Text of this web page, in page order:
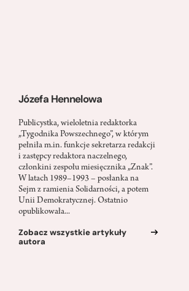
Józefa Hennelowa
Publicystka, wieloletnia redaktorka
„Tygodnika Powszechnego”, w którym
pełniła m.in. funkcje sekretarza redakcji
i zastępcy redaktora naczelnego,
członkini zespołu miesięcznika „Znak”.
W latach 1989–1993 – posłanka na
Sejm z ramienia Solidarności, a potem
Unii Demokratycznej. Ostatnio
opublikowała...
Zobacz wszystkie artykuły
autora